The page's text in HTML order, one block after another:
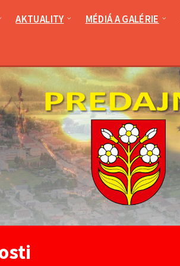
AKTUALITY MÉDIÁ A GALÉRIE